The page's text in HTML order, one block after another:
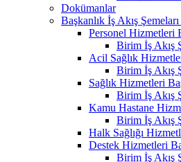
Dokümanlar
Başkanlık İş Akış
Personel Hizmetleri
Birim İş Akış
Acil Sağlık
Birim İş Akış
Sağlık Hizmetleri
Birim İş Akış
Kamu Hastane
Birim İş Akış
Halk Sağlığı
Destek Hizmetleri
Birim İş Akış